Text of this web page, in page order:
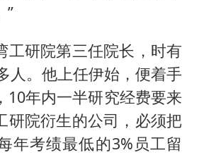
”
工研院第三任院长，时有
人。他上任伊始，便着手
10年内一半研究经费要来
研院衍生的公司，必须把
年考绩最低的3%员工留